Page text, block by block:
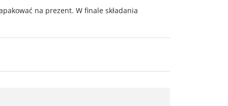
na prezent. W finale składania